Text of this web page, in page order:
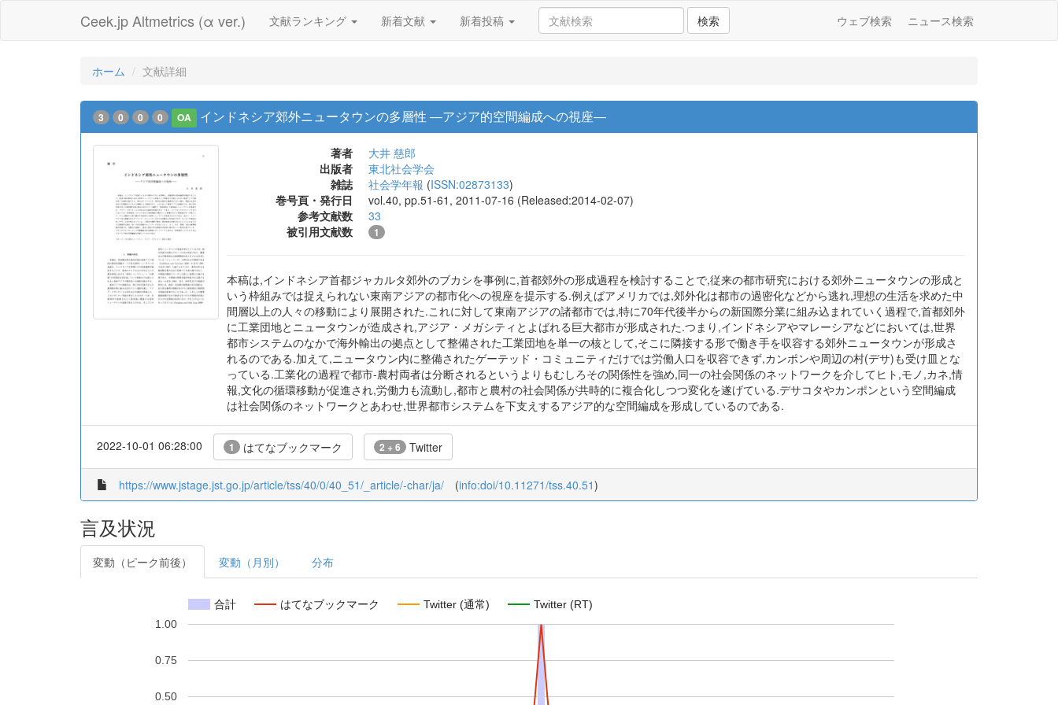
Ceek.jp Altmetrics (α ver.) 文献ランキング 新着文献 新着投稿 検索 ウェブ検索 ニュース検索
ホーム 文献詳細
3 0 0 0 OA インドネシア郊外ニュータウンの多層性 ―アジア的空間編成への視座―
著者
大井 慈郎
出版者
東北社会学会
雑誌
社会学年報 (ISSN:02873133)
巻号頁・発行日
vol.40, pp.51-61, 2011-07-16 (Released:2014-02-07)
参考文献数
33
被引用文献数
1
本稿は,インドネシア首都ジャカルタ郊外のブカシを事例に,首都郊外の形成過程を検討することで,従来の都市研究における郊外ニュータウンの形成と
いう枠組みでは捉えられない東南アジアの都市化への視座を提示する.例えばアメリカでは,郊外化は都市の過密化などから逃れ,理想の生活を求めた中
間層以上の人々の移動により展開された.これに対して東南アジアの諸都市では,特に70年代後半からの新国際分業に組み込まれていく過程で,首都郊外
に工業団地とニュータウンが造成され,アジア・メガシティとよばれる巨大都市が形成された.つまり,インドネシアやマレーシアなどにおいては,世界
都市システムのなかで海外輸出の拠点として整備された工業団地を単一の核として,そこに隣接する形で働き手を収容する郊外ニュータウンが形成さ
れるのである.加えて,ニュータウン内に整備されたゲーテッド・コミュニティだけでは労働人口を収容できず,カンポンや周辺の村(デサ)も受け皿とな
っている.工業化の過程で都市-農村両者は分断されるというよりもむしろその関係性を強め,同一の社会関係のネットワークを介してヒト,モノ,カネ,情
報,文化の循環移動が促進され,労働力も流動し,都市と農村の社会関係が共時的に複合化しつつ変化を遂げている.デサコタやカンポンという空間編成
は社会関係のネットワークとあわせ,世界都市システムを下支えするアジア的な空間編成を形成しているのである.
2022-10-01 06:28:00 1 はてなブックマーク 2 + 6 Twitter
https://www.jstage.jst.go.jp/article/tss/40/0/40_51/_article/-char/ja/ (info:doi/10.11271/tss.40.51)
言及状況
変動（ピーク前後） 変動（月別） 分布
合計 はてなブックマーク Twitter (通常) Twitter (RT)
0.50
0.75
1.00